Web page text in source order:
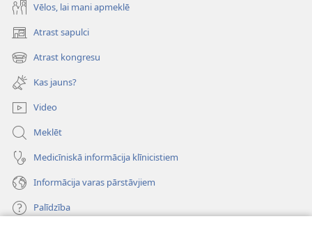
Vēlos, lai mani apmeklē
Atrast sapulci
(opens
new
window)
Atrast kongresu
(opens
new
window)
Kas jauns?
Video
Meklēt
Medicīniskā informācija klīnicistiem
Informācija varas pārstāvjiem
Palīdzība